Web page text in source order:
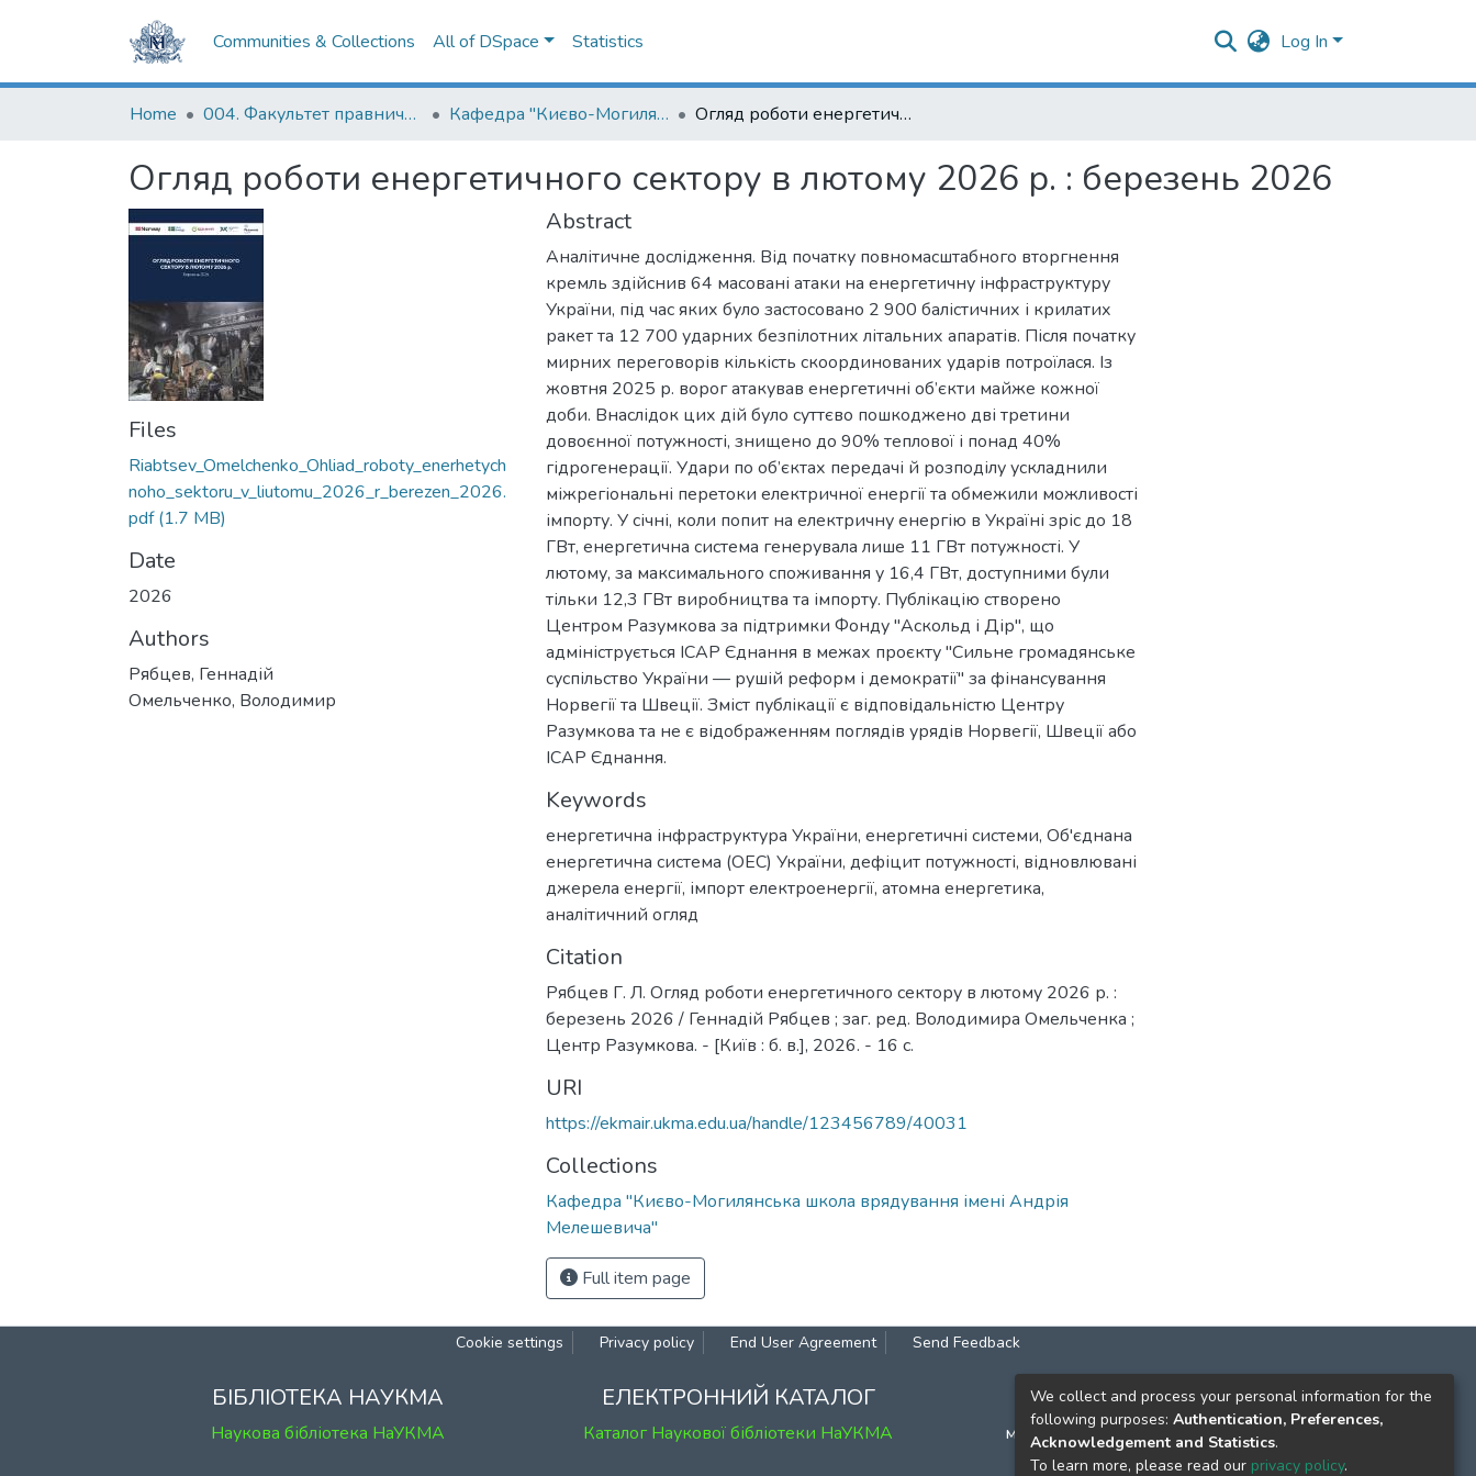
Communities & Collections All of DSpace Statistics Log In
Home 004. Факультет правничих наук Кафедра "Києво-Могилянська школа врядування імені Андрія Мелешевича" Огляд роботи енергетичного сектору в лютому 2026 р. : березень 2026
Огляд роботи енергетичного сектору в лютому 2026 р. : березень 2026
Files
Riabtsev_Omelchenko_Ohliad_roboty_enerhetych
noho_sektoru_v_liutomu_2026_r_berezen_2026.
pdf(1.7 MB)
Date
2026
Authors
Рябцев, Геннадій
Омельченко, Володимир
Abstract
Аналітичне дослідження. Від початку повномасштабного вторгнення
кремль здійснив 64 масовані атаки на енергетичну інфраструктуру
України, під час яких було застосовано 2 900 балістичних і крилатих
ракет та 12 700 ударних безпілотних літальних апаратів. Після початку
мирних переговорів кількість скоординованих ударів потроїлася. Із
жовтня 2025 р. ворог атакував енергетичні об’єкти майже кожної
доби. Внаслідок цих дій було суттєво пошкоджено дві третини
довоєнної потужності, знищено до 90% теплової і понад 40%
гідрогенерації. Удари по об’єктах передачі й розподілу ускладнили
міжрегіональні перетоки електричної енергії та обмежили можливості
імпорту. У січні, коли попит на електричну енергію в Україні зріс до 18
ГВт, енергетична система генерувала лише 11 ГВт потужності. У
лютому, за максимального споживання у 16,4 ГВт, доступними були
тільки 12,3 ГВт виробництва та імпорту. Публікацію створено
Центром Разумкова за підтримки Фонду "Аскольд і Дір", що
адмініструється ІСАР Єднання в межах проєкту "Сильне громадянське
суспільство України — рушій реформ і демократії" за фінансування
Норвегії та Швеції. Зміст публікації є відповідальністю Центру
Разумкова та не є відображенням поглядів урядів Норвегії, Швеції або
ІСАР Єднання.
Keywords
енергетична інфраструктура України, енергетичні системи, Об'єднана
енергетична система (ОЕС) України, дефіцит потужності, відновлювані
джерела енергії, імпорт електроенергії, атомна енергетика,
аналітичний огляд
Citation
Рябцев Г. Л. Огляд роботи енергетичного сектору в лютому 2026 р. :
березень 2026 / Геннадій Рябцев ; заг. ред. Володимира Омельченка ;
Центр Разумкова. - [Київ : б. в.], 2026. - 16 с.
URI
https://ekmair.ukma.edu.ua/handle/123456789/40031
Collections
Кафедра "Києво-Могилянська школа врядування імені Андрія
Мелешевича"
Full item page
Cookie settings Privacy policy End User Agreement Send Feedback
БІБЛІОТЕКА НАУКМА
Наукова бібліотека НаУКМА
ЕЛЕКТРОННИЙ КАТАЛОГ
Каталог Наукової бібліотеки НаУКМА
КОНТАКТИ
м. Київ, вул. Григорія Сковороди, 2
к. 1, к. 120
We collect and process your personal information for the
following purposes: Authentication, Preferences,
Acknowledgement and Statistics.
To learn more, please read our privacy policy.